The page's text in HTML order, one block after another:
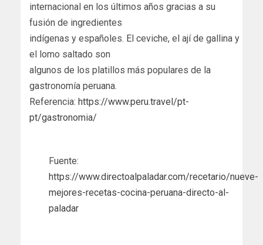
internacional en los últimos años gracias a su
fusión de ingredientes
indígenas y españoles. El ceviche, el ají de gallina y
el lomo saltado son
algunos de los platillos más populares de la
gastronomía peruana.
Referencia: https://www.peru.travel/pt-
pt/gastronomia/
Fuente:
https://www.directoalpaladar.com/recetario/nueve-
mejores-recetas-cocina-peruana-directo-al-
paladar